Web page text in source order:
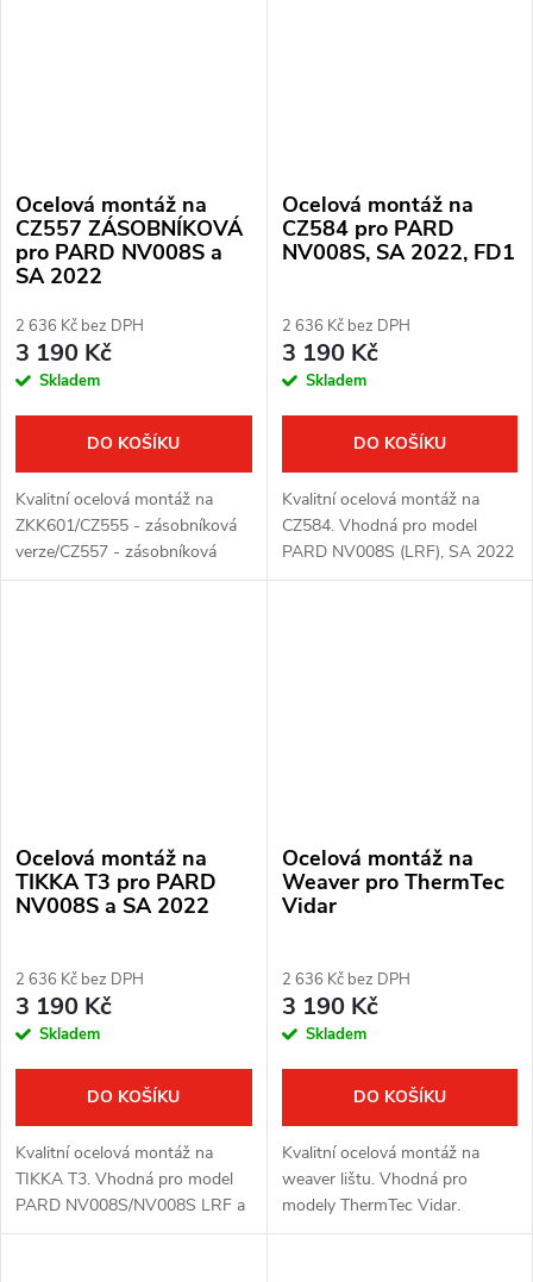
Ocelová montáž na
CZ557 ZÁSOBNÍKOVÁ
pro PARD NV008S a
SA 2022
2 636 Kč bez DPH
3 190 Kč
Skladem
DO KOŠÍKU
Kvalitní ocelová montáž na
ZKK601/CZ555 - zásobníková
verze/CZ557 - zásobníková
verze. Vhodná pro model PARD
Ocelová montáž na
CZ584 pro PARD
NV008S, SA 2022, FD1
2 636 Kč bez DPH
3 190 Kč
Skladem
DO KOŠÍKU
Kvalitní ocelová montáž na
CZ584. Vhodná pro model
PARD NV008S (LRF), SA 2022
a FD1.
Ocelová montáž na
TIKKA T3 pro PARD
NV008S a SA 2022
2 636 Kč bez DPH
3 190 Kč
Skladem
DO KOŠÍKU
Kvalitní ocelová montáž na
TIKKA T3. Vhodná pro model
PARD NV008S/NV008S LRF a
PARD SA 2022.
Ocelová montáž na
Weaver pro ThermTec
Vidar
2 636 Kč bez DPH
3 190 Kč
Skladem
DO KOŠÍKU
Kvalitní ocelová montáž na
weaver lištu. Vhodná pro
modely ThermTec Vidar.